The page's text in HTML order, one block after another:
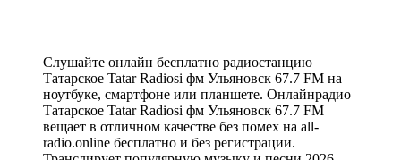
Слушайте онлайн бесплатно радиостанцию
Татарское Tatar Radiosi фм Ульяновск 67.7 FM на
ноутбуке, смартфоне или планшете. Онлайнрадио
Татарское Tatar Radiosi фм Ульяновск 67.7 FM
вещает в отличном качестве без помех на all-
radio.online бесплатно и без регистрации.